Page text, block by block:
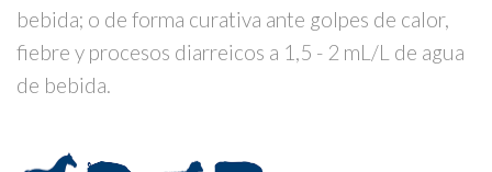
bebida; o de forma curativa ante golpes de calor,
fiebre y procesos diarreicos a 1,5 - 2 mL/L de agua
de bebida.